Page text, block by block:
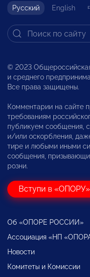
Русский English
© 2023
и среднего
Все права защищены.
Комментарии на сайте
требованиям
публикуем сообщения,
и/или оскорбления,
тире и любыми иными
сообщения,
розни.
Вступи в «ОПОРУ»
Об «ОПОРЕ РОССИИ»
Ассоциация «НП
Новости
Комитеты и Комиссии